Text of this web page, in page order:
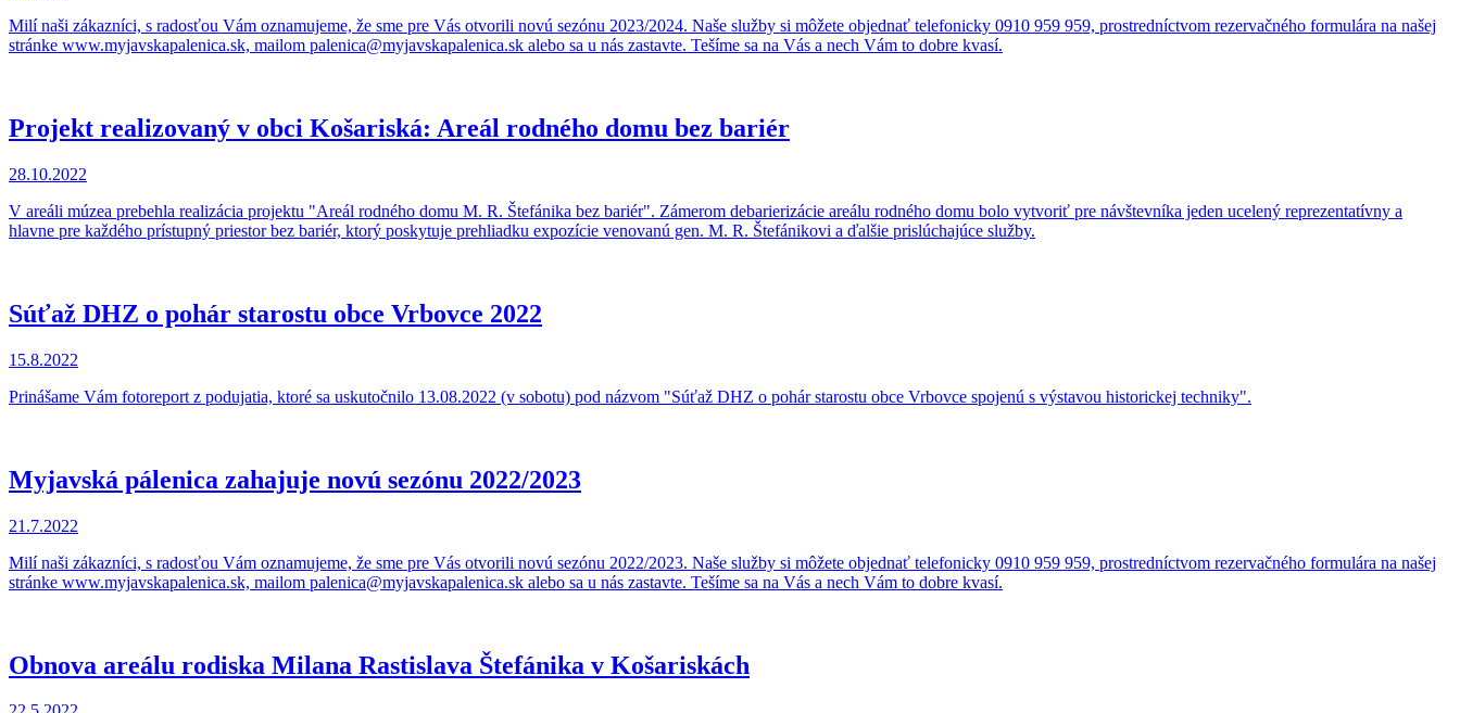
Milí naši zákazníci, s radosťou Vám oznamujeme, že sme pre Vás otvorili novú sezónu 2023/2024. Naše služby si môžete objednať telefonicky 0910 959 959, prostredníctvom rezervačného formulára na našej
stránke www.myjavskapalenica.sk, mailom palenica@myjavskapalenica.sk alebo sa u nás zastavte. Tešíme sa na Vás a nech Vám to dobre kvasí.
Projekt realizovaný v obci Košariská: Areál rodného domu bez bariér
28.10.2022
V areáli múzea prebehla realizácia projektu "Areál rodného domu M. R. Štefánika bez bariér". Zámerom debarierizácie areálu rodného domu bolo vytvoriť pre návštevníka jeden ucelený reprezentatívny a
hlavne pre každého prístupný priestor bez bariér, ktorý poskytuje prehliadku expozície venovanú gen. M. R. Štefánikovi a ďalšie prislúchajúce služby.
Súťaž DHZ o pohár starostu obce Vrbovce 2022
15.8.2022
Prinášame Vám fotoreport z podujatia, ktoré sa uskutočnilo 13.08.2022 (v sobotu) pod názvom "Súťaž DHZ o pohár starostu obce Vrbovce spojenú s výstavou historickej techniky".
Myjavská pálenica zahajuje novú sezónu 2022/2023
21.7.2022
Milí naši zákazníci, s radosťou Vám oznamujeme, že sme pre Vás otvorili novú sezónu 2022/2023. Naše služby si môžete objednať telefonicky 0910 959 959, prostredníctvom rezervačného formulára na našej
stránke www.myjavskapalenica.sk, mailom palenica@myjavskapalenica.sk alebo sa u nás zastavte. Tešíme sa na Vás a nech Vám to dobre kvasí.
Obnova areálu rodiska Milana Rastislava Štefánika v Košariskách